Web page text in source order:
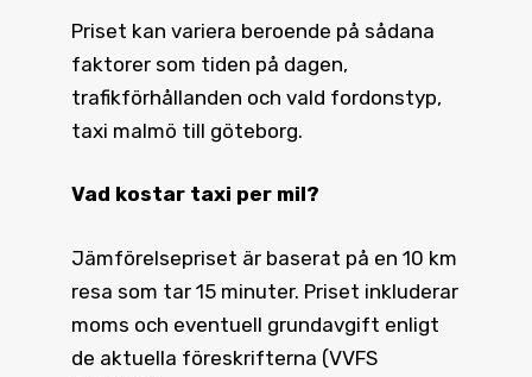
Priset kan variera beroende på sådana
faktorer som tiden på dagen,
trafikförhållanden och vald fordonstyp,
taxi malmö till göteborg.
Vad kostar taxi per mil?
Jämförelsepriset är baserat på en 10 km
resa som tar 15 minuter. Priset inkluderar
moms och eventuell grundavgift enligt
de aktuella föreskrifterna (VVFS